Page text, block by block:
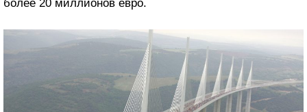
более 20 миллионов евро.